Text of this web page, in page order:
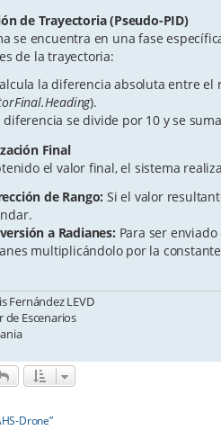
de Trayectoria (Pseudo-PID)
se encuentra en una fase
de la trayectoria:
la diferencia absoluta entre
).
diferencia se divide por 10 y se
Final
el valor final, el sistema
de Rango: Si el valor
a Radianes: Para ser
multiplicándolo por la constante
Fernández LEVD
Escenarios
Drone”